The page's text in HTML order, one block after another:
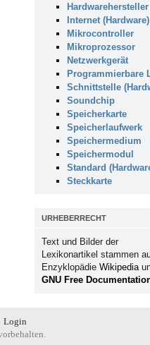
Hardwarehersteller
Internet (Hardware)
Mikrocontroller
Mikroprozessor
Netzwerkgerät
Programmierbare
Schnittstelle
Soundchip
Speicherkarte
Speicherlaufwerk
Speichermedium
Speichermodul
Standard
Steckkarte
URHEBERRECHT
Text und Bilder der
Lexikonartikel stammen
Enzyklopädie Wikipedia
GNU Free
Login